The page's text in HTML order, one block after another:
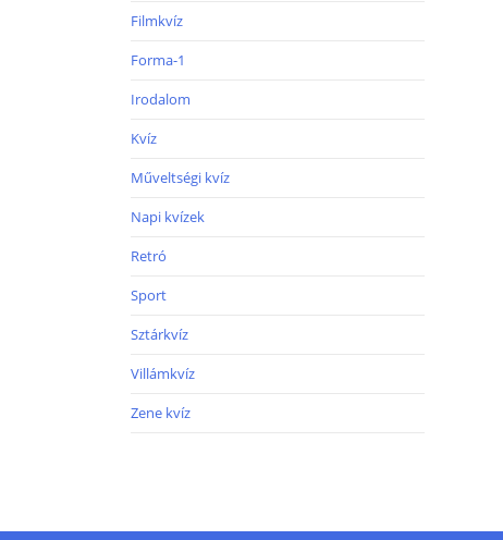
Filmkvíz
Forma-1
Irodalom
Kvíz
Műveltségi kvíz
Napi kvízek
Retró
Sport
Sztárkvíz
Villámkvíz
Zene kvíz